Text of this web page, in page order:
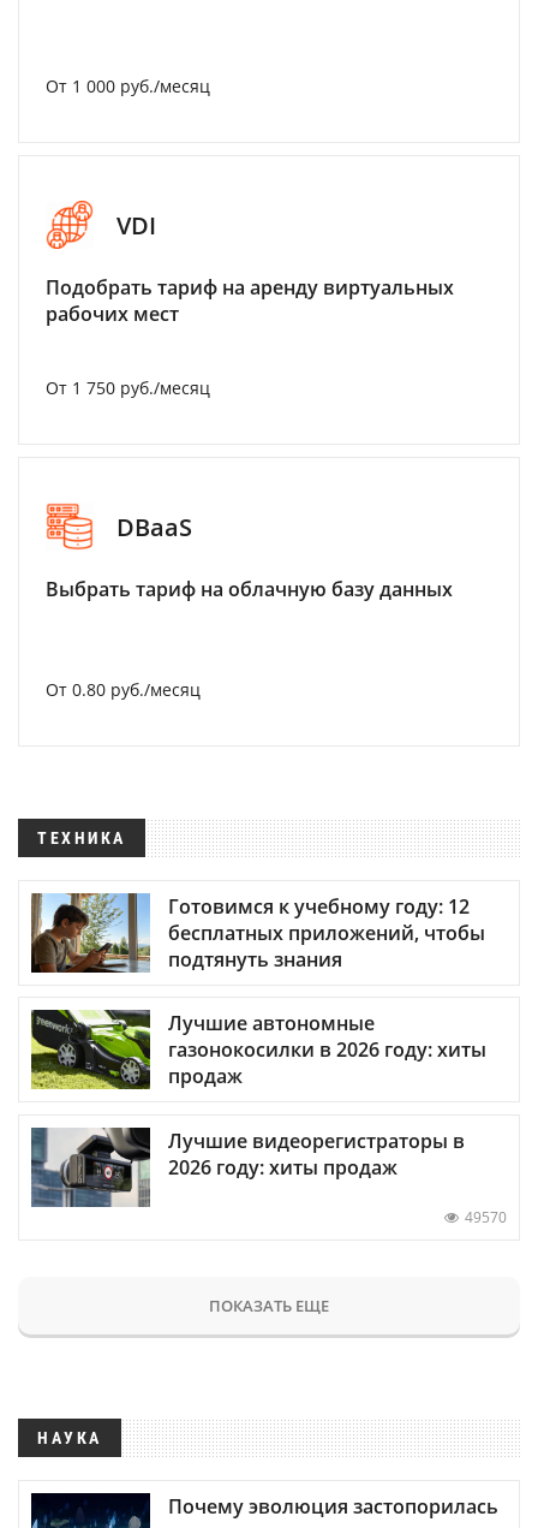
От 1 000 руб./месяц
VDI
Подобрать тариф на аренду виртуальных
рабочих мест
От 1 750 руб./месяц
DBaaS
Выбрать тариф на облачную базу данных
От 0.80 руб./месяц
ТЕХНИКА
Готовимся к учебному году: 12
бесплатных приложений, чтобы
подтянуть знания
Лучшие автономные
газонокосилки в 2026 году: хиты
продаж
Лучшие видеорегистраторы в
2026 году: хиты продаж
49570
ПОКАЗАТЬ ЕЩЕ
НАУКА
Почему эволюция застопорилась